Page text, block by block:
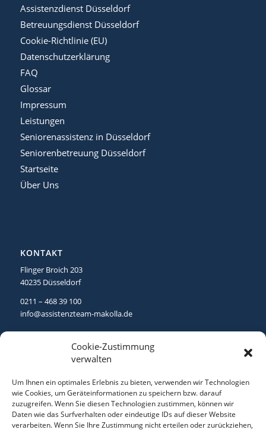
Cookie-Zustimmung
verwalten
Um Ihnen ein optimales Erlebnis zu bieten, verwenden wir Technologien
wie Cookies, um Geräteinformationen zu speichern bzw. darauf
zuzugreifen. Wenn Sie diesen Technologien zustimmen, können wir
Daten wie das Surfverhalten oder eindeutige IDs auf dieser Website
verarbeiten. Wenn Sie Ihre Zustimmung nicht erteilen oder zurückziehen,
Assistenzdienst Düsseldorf
Betreuungsdienst Düsseldorf
Cookie-Richtlinie (EU)
Datenschutzerklärung
FAQ
Glossar
Impressum
Leistungen
Seniorenassistenz in Düsseldorf
Seniorenbetreuung Düsseldorf
Startseite
Über Uns
KONTAKT
Flinger Broich 203
40235 Düsseldorf
0211 – 468 39 100
info@assistenzteam-makolla.de
WEITERE LINKS
Impressum
Datenschutzerklärung